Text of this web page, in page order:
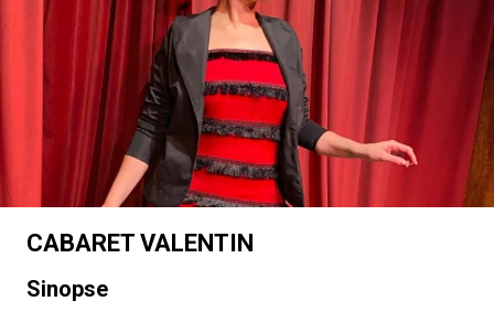
CABARET VALENTIN
Sinopse